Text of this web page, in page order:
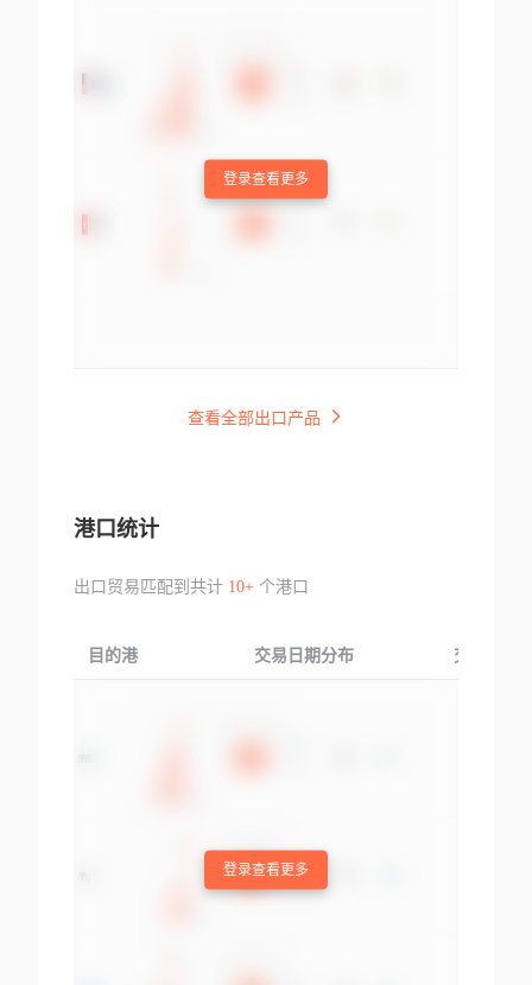
登录查看更多
查看全部出口产品
港口统计
出口贸易匹配到共计 10+个港口
目的港 交易日期分布 交易产品
登录查看更多